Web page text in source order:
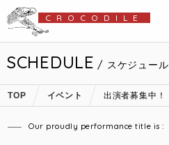
CROCODILE
SCHEDULE / スケジュール
TOP イベント 出演者募集中！
Our proudly performance title is :